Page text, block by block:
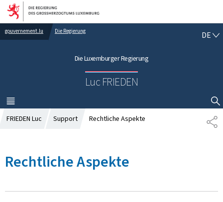
Zur Hauptnavigation
Zum Inhalt
gouvernement.lu Die Regierung
Die Luxemburger Regierung
Luc FRIEDEN
DED
H
MENÜ
HAUPT-
SUCHFLED ANZEIGEN / SCHLIESSEN
T
E
FRIEDEN Luc Support Rechtliche Aspekte
Rechtliche Aspekte